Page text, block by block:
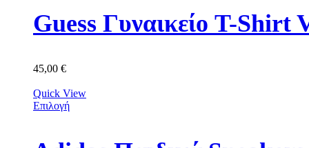
Guess Γυναικείο T-
45,00 €
Quick View
Επιλογή